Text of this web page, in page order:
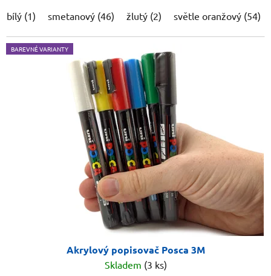
bílý (1) smetanový (46) žlutý (2) světle oranžový (54)
BAREVNÉ VARIANTY
Akrylový popisovač Posca 3M
Skladem (3 ks)